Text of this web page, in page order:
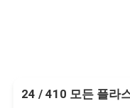
24 / 410 모든 플라